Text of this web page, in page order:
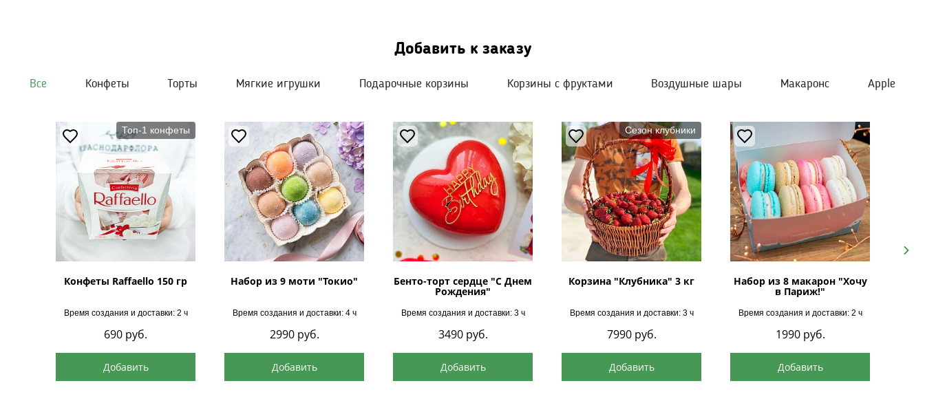
Добавить к заказу
Все Конфеты Торты Мягкие игрушки Подарочные корзины Корзины с фруктами Воздушные шары Макаронс Apple
Топ-1 конфеты
Конфеты Raffaello 150 гр
Время создания и доставки: 2 ч
690 руб.
Добавить
Набор из 9 моти "Токио"
Время создания и доставки: 4 ч
2990 руб.
Добавить
Бенто-торт сердце "С Днем
Рождения"
Время создания и доставки: 3 ч
3490 руб.
Добавить
Сезон клубники
Корзина "Клубника" 3 кг
Время создания и доставки: 3 ч
7990 руб.
Добавить
Набор из 8 макарон "Хочу
в Париж!"
Время создания и доставки: 2 ч
1990 руб.
Добавить
Next